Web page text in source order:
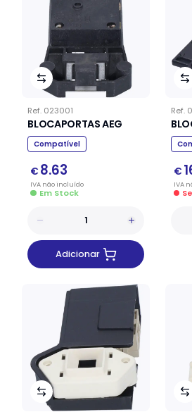
Ref. 023001
BLOCAPORTAS AEG
Compatível
€ 8.63
IVA nãoincluído
Em Stock
Adicionar
Ref.
€
IVA